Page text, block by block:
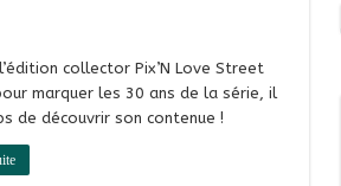
l’édition collector Pix’N Love Street
marquer les 30 ans de la série, il
de découvrir son contenue !